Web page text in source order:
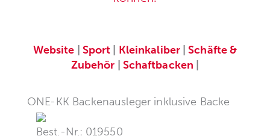
Website Sport Kleinkaliber|Schäfte &
Zubehör
Schaftbacken
ONE-KK Backenausleger inklusive Backe
Best.-Nr.: 019550